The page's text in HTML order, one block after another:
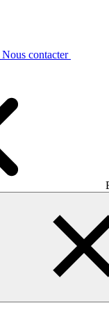
Nous contacter